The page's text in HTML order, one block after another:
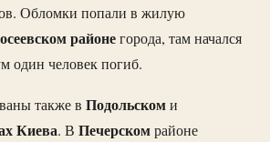
Обломки попали в жилую
районегорода, там начался
один человек погиб.
также в Подольскоми
Киева. В Печерскомрайоне